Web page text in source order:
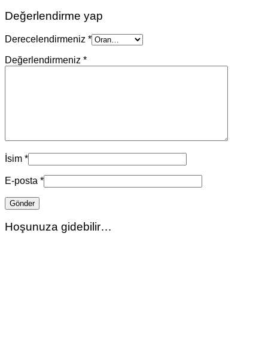
Değerlendirme yap
Derecelendirmeniz *
Değerlendirmeniz *
İsim *
E-posta *
Hoşunuza gidebilir…